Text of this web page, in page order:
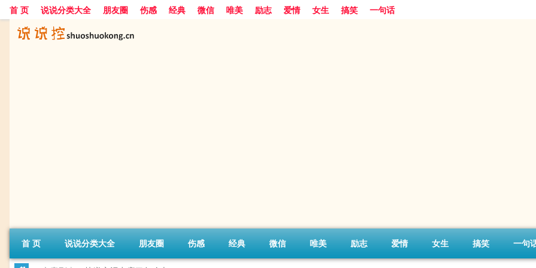
首 页 说说分类大全 朋友圈 伤感 经典 微信 唯美 励志 爱情 女生 搞笑 一句话
首 页 说说分类大全 朋友圈 伤感 经典 微信 唯美 励志 爱情 女生 搞笑 一句